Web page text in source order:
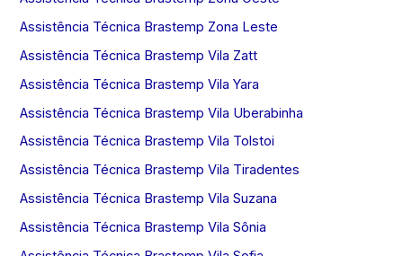
Assistência Técnica Brastemp Zona Leste
Assistência Técnica Brastemp Vila Zatt
Assistência Técnica Brastemp Vila Yara
Assistência Técnica Brastemp Vila Uberabinha
Assistência Técnica Brastemp Vila Tolstoi
Assistência Técnica Brastemp Vila Tiradentes
Assistência Técnica Brastemp Vila Suzana
Assistência Técnica Brastemp Vila Sônia